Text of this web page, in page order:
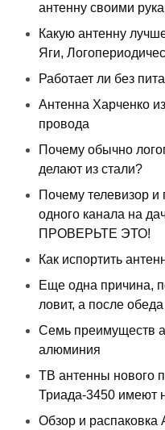
антенну своими
Какую антенну
Яги,
Работает ли без
Антенна Харченко
провода
Почему обычно
делают из стали?
Почему телевизор и
одного канала на
ПРОВЕРЬТЕ ЭТО!
Как испортить
Еще одна причина,
ловит, а после обеда
Семь преимуществ
алюминия
ТВ антенны нового
Триада-3450 имеют
Обзор и